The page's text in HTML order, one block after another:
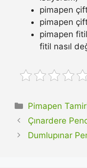
pimapen
pimapen
pimapen
fitil nasıl
Kategoriler
Pimapen
Çınardere
Dumlupınar